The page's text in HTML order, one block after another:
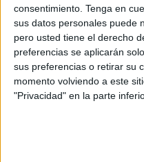
consentimiento. Tenga en
sus datos personales puede
pero usted tiene el derecho
preferencias se aplicarán
sus preferencias o retirar su
momento volviendo a este
"Privacidad" en la parte
SEGUIR LEYENDO